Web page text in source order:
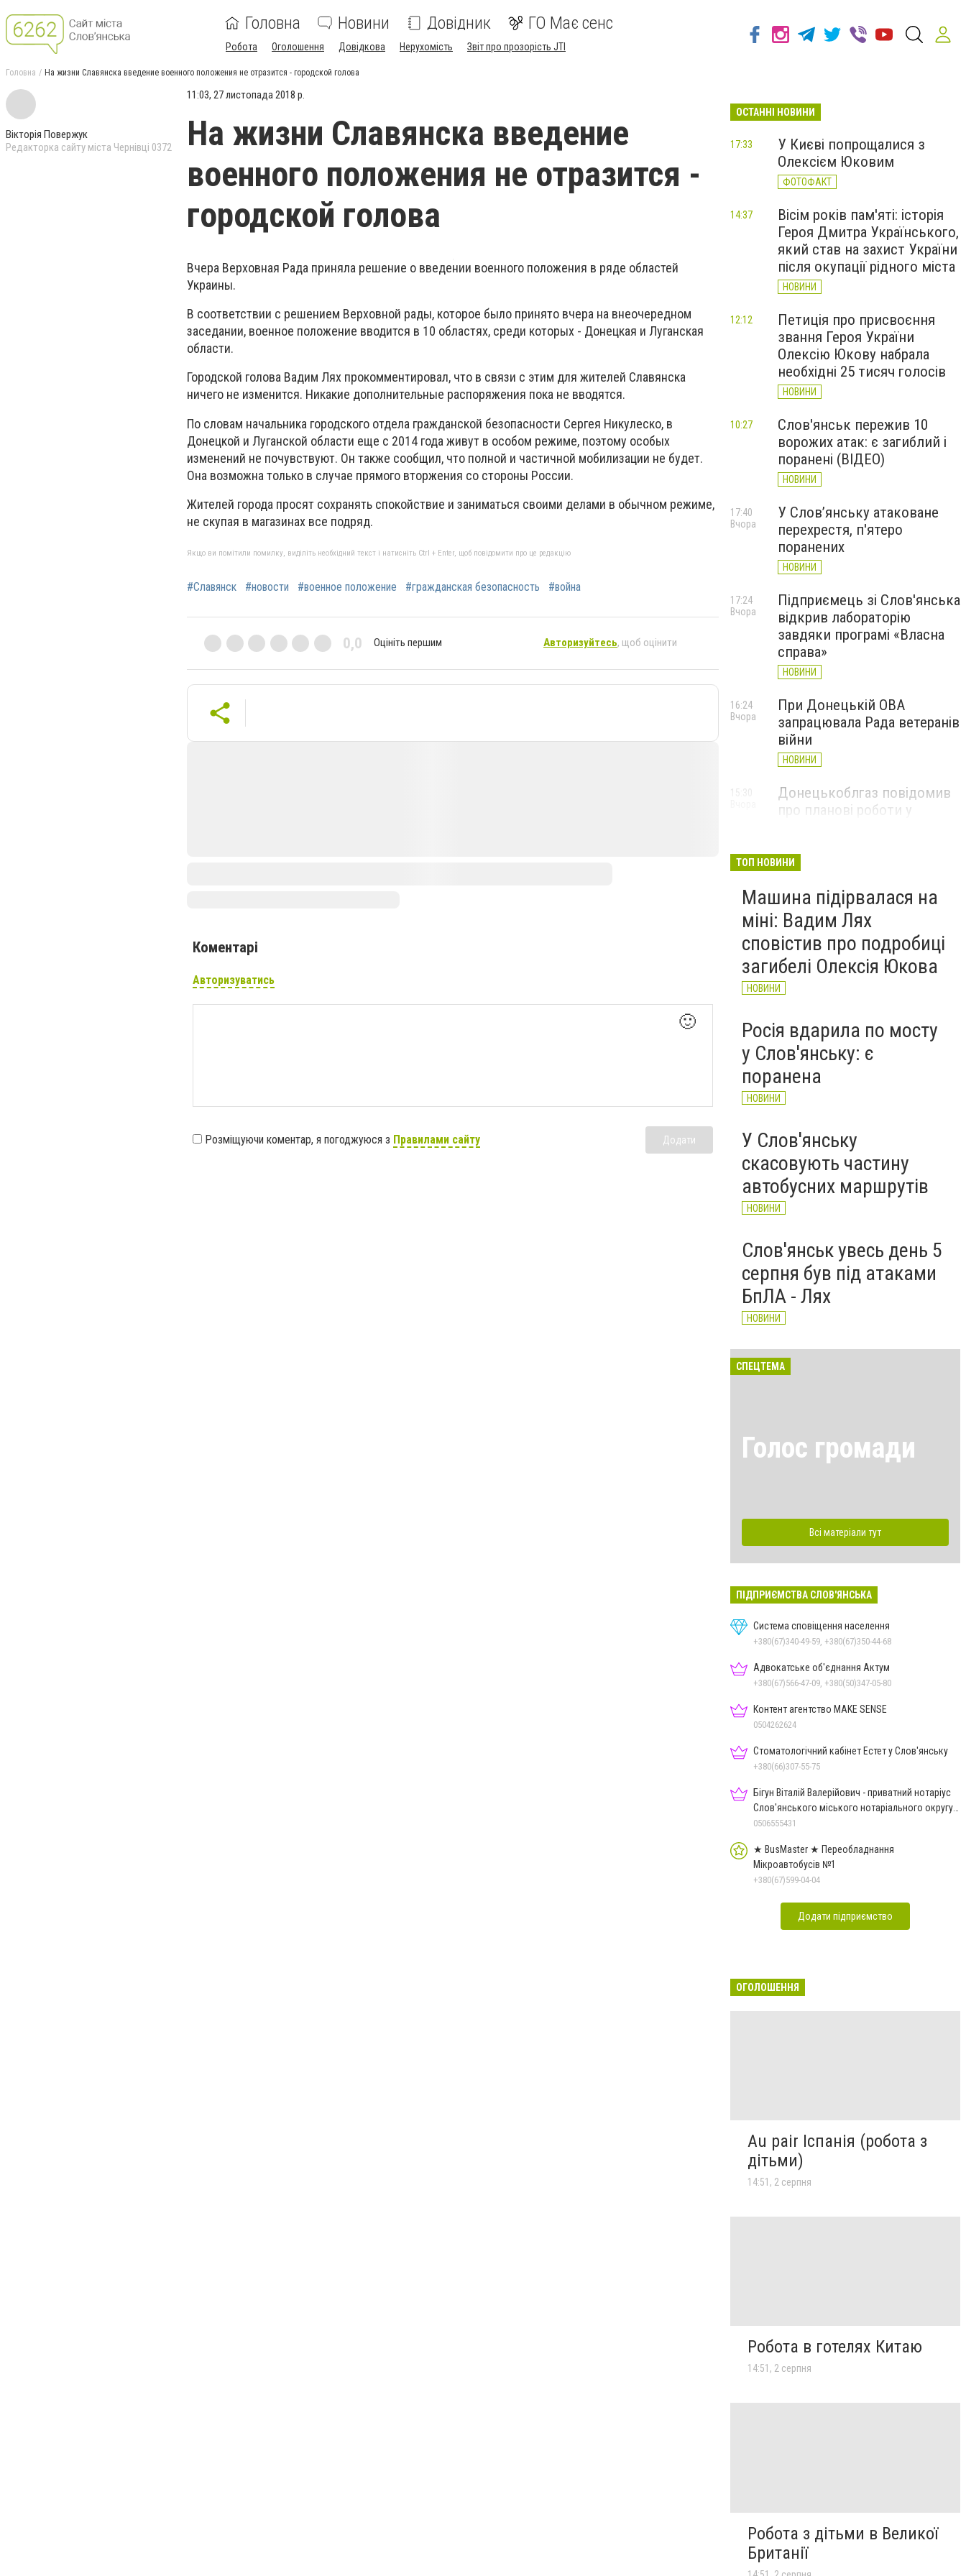
Головна Новини Довідник ГО Має сенс
Робота Оголошення Довідкова Нерухомість Звіт про прозорість JTI
Головна На жизни Славянска введение военного положения не отразится - городской голова
Вікторія Повержук
Редакторка сайту міста Чернівці 0372
11:03, 27 листопада 2018 р.
На жизни Славянска введение
военного положения не отразится -
городской голова
Вчера Верховная Рада приняла решение о введении военного положения в ряде областей
Украины.
В соответствии с решением Верховной рады, которое было принято вчера на внеочередном
заседании, военное положение вводится в 10 областях, среди которых - Донецкая и Луганская
области.
Городской голова Вадим Лях прокомментировал, что в связи с этим для жителей Славянска
ничего не изменится. Никакие дополнительные распоряжения пока не вводятся.
По словам начальника городского отдела гражданской безопасности Сергея Никулеско, в
Донецкой и Луганской области еще с 2014 года живут в особом режиме, поэтому особых
изменений не почувствуют. Он также сообщил, что полной и частичной мобилизации не будет.
Она возможна только в случае прямого вторжения со стороны России.
Жителей города просят сохранять спокойствие и заниматься своими делами в обычном режиме,
не скупая в магазинах все подряд.
Якщо ви помітили помилку, виділіть необхідний текст і натисніть Ctrl + Enter, щоб повідомити про це редакцію
#Славянск #новости #военное положение #гражданская безопасность #война
0,0 Оцініть першим Авторизуйтесь, щоб оцінити
Коментарі
Авторизуватись
🙂
Розміщуючи коментар, я погоджуюся з Правилами сайту Додати
ОСТАННІ НОВИНИ
У Києві попрощалися з
Олексієм Юковим
ФОТОФАКТ
17:33
Вісім років пам'яті: історія
Героя Дмитра Українського,
який став на захист України
після окупації рідного міста
НОВИНИ
14:37
Петиція про присвоєння
звання Героя України
Олексію Юкову набрала
необхідні 25 тисяч голосів
НОВИНИ
12:12
Слов'янськ пережив 10
ворожих атак: є загиблий і
поранені (ВІДЕО)
НОВИНИ
10:27
У Слов’янську атаковане
перехрестя, п'ятеро
поранених
НОВИНИ
17:40
Вчора
Підприємець зі Слов'янська
відкрив лабораторію
завдяки програмі «Власна
справа»
НОВИНИ
17:24
Вчора
При Донецькій ОВА
запрацювала Рада ветеранів
війни
НОВИНИ
16:24
Вчора
Донецькоблгаз повідомив
про планові роботи у
НОВИНИ
15:30
ТОП НОВИНИ
Машина підірвалася на
міні: Вадим Лях
сповістив про подробиці
загибелі Олексія Юкова
НОВИНИ
Росія вдарила по мосту
у Слов'янську: є
поранена
НОВИНИ
У Слов'янську
скасовують частину
автобусних маршрутів
НОВИНИ
Слов'янськ увесь день 5
серпня був під атаками
БпЛА - Лях
НОВИНИ
СПЕЦТЕМА
Голос громади
Всі матеріали тут
ПІДПРИЄМСТВА СЛОВ'ЯНСЬКА
Система сповіщення населення
+380(67)340-49-59, +380(67)350-44-68
Адвокатське об'єднання Актум
+380(67)566-47-09, +380(50)347-05-80
Контент агентство MAKE SENSE
0504262624
Стоматологічний кабінет Естет у Слов'янську
+380(66)307-55-75
Бігун Віталій Валерійович - приватний нотаріус
Слов'янського міського нотаріального округу
Дон.обл.
0506555431
★ BusMaster ★ Переобладнання
Мікроавтобусів №1
+380(67)599-04-04
Додати підприємство
ОГОЛОШЕННЯ
Au pair Іспанія (робота з
дітьми)
14:51, 2 серпня
Робота в готелях Китаю
14:51, 2 серпня
Робота з дітьми в Великої
Британії